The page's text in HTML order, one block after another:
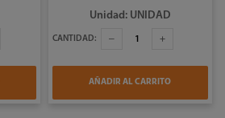
Unidad: UNIDAD
CANTIDAD:
AÑADIR AL CARRITO